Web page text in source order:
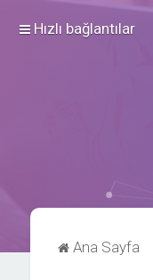
Hızlı bağlantılar
Ana Sayfa